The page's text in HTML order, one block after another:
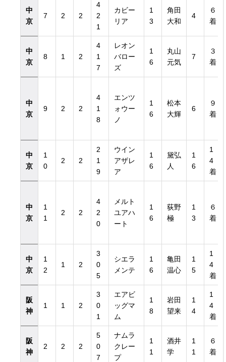
中
京
7 2 2
4
2
1
カビー
リア
1
3
角田
大和
4
６
着
中
京
8 1 2
4
1
7
レオン
バロー
ズ
1
6
丸山
元気
7
３
着
中
京
9 2 2
4
1
8
エンツ
ォウー
ノ
1
6
松本
大輝
6
９
着
中
京
1
0
2 2
2
1
9
ウイン
アザレ
ア
1
6
黛弘
人
1
6
1
4
着
中
京
1
1
2 2
4
2
0
メルト
ユアハ
ート
1
6
荻野
極
1
3
６
着
中
京
1
2
1 2
3
0
5
シエラ
メンテ
1
6
亀田
温心
1
5
1
4
着
阪
神
1 1 2
3
0
1
エアビ
ッグマ
ム
1
8
岩田
望来
1
4
1
4
着
阪
神
2 2 2
5
0
7
ナムラ
クレー
プ
1
1
酒井
学
1
1
６
着